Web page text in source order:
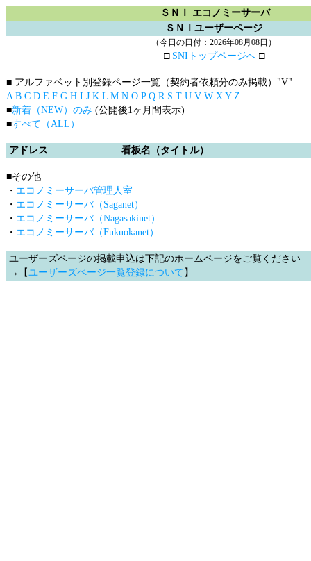
ＳＮＩ エコノミーサーバ
ＳＮＩユーザーページ
（今日の日付：2026年08月08日）
□ SNIトップページへ□
■ アルファベット別登録ページ一覧（契約者依頼分のみ掲載） "V"
A B C D E F G H I J K L M N O P Q R S T U V W X Y Z
■新着（NEW）のみ (公開後1ヶ月間表示)
■すべて（ALL）
アドレス 看板名（タイトル）
■その他
・ エコノミーサーバ管理人室
・ エコノミーサーバ（Saganet）
・ エコノミーサーバ（Nagasakinet）
・ エコノミーサーバ（Fukuokanet）
ユーザーズページの掲載申込は下記のホームページをご覧ください
→【ユーザーズページ一覧登録について 】